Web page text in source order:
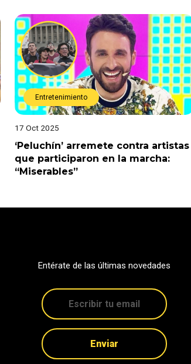
Entretenimiento
17 Oct 2025
‘Peluchín’ arremete contra artistas
que participaron en la marcha:
“Miserables”
Entérate de las últimas novedades
Enviar